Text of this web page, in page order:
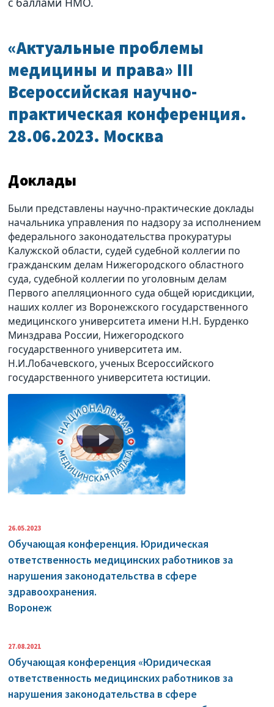
«Актуальные проблемы
медицины и права» III
Всероссийская научно-
практическая конференция.
28.06.2023. Москва
Доклады
Были представлены научно-практические доклады
начальника управления по надзору за исполнением
федерального законодательства прокуратуры
Калужской области, судей судебной коллегии по
гражданским делам Нижегородского областного
суда, судебной коллегии по уголовным делам
Первого апелляционного суда общей юрисдикции,
наших коллег из Воронежского государственного
медицинского университета имени Н.Н. Бурденко
Минздрава России, Нижегородского
государственного университета им.
Н.И.Лобачевского, ученых Всероссийского
государственного университета юстиции.
26.05.2023
Обучающая конференция. Юридическая
ответственность медицинских работников за
нарушения законодательства в сфере
здравоохранения.
Воронеж
27.08.2021
Обучающая конференция «Юридическая
ответственность медицинских работников за
нарушения законодательства в сфере